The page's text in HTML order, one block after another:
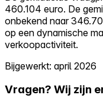
460.104 euro. De
onbekend naar
op een dynamische
verkoopactiviteit.
Bijgewerkt: april 2026
Vragen? Wij zijn